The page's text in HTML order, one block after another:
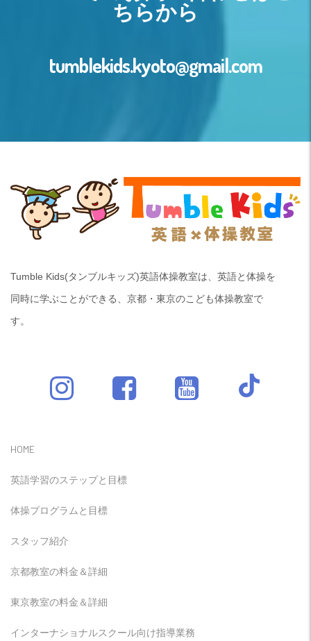
ちらから
tumblekids.kyoto@gmail.com
Tumble Kids(タンブルキッズ)英語体操教室は、英語と体操を
同時に学ぶことができる、京都・東京のこども体操教室で
す。
HOME
英語学習のステップと目標
体操プログラムと目標
スタッフ紹介
京都教室の料金＆詳細
東京教室の料金＆詳細
インターナショナルスクール向け指導業務